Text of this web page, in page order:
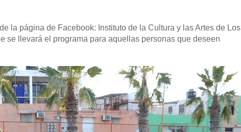
la página de Facebook: Instituto de la Cultura y las Artes de Los
se llevará el programa para aquellas personas que deseen